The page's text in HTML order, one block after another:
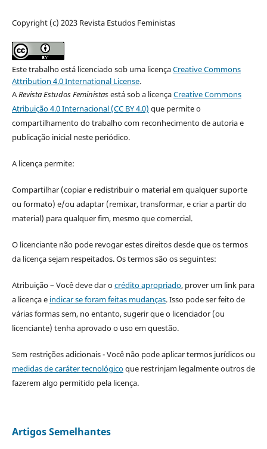
Copyright (c) 2023 Revista Estudos Feministas
Este trabalho está licenciado sob uma licençaCreative Commons
Attribution 4.0 International License.
ARevista Estudos Feministasestá sob a licençaCreative Commons
Atribuição 4.0 Internacional (CC BY 4.0) que permite o
compartilhamento do trabalho com reconhecimento de autoria e
publicação inicial neste periódico.
A licença permite:
Compartilhar (copiar e redistribuir o material em qualquer suporte
ou formato) e/ou adaptar (remixar, transformar, e criar a partir do
material) para qualquer fim, mesmo que comercial.
O licenciante não pode revogar estes direitos desde que os termos
da licença sejam respeitados. Os termos são os seguintes:
Atribuição – Você deve dar ocrédito apropriado, prover um link para
a licença e indicar se foram feitas mudanças. Isso pode ser feito de
várias formas sem, no entanto, sugerir que o licenciador (ou
licenciante) tenha aprovado o uso em questão.
Sem restrições adicionais - Você não pode aplicar termos jurídicos ou
medidas de caráter tecnológicoque restrinjam legalmente outros de
fazerem algo permitido pela licença.
Artigos Semelhantes